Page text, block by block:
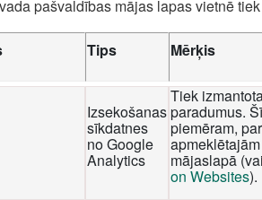
pašvaldības mājas lapas vietnē
Tips Mērķis
Izsekošanas
sīkdatnes
no Google
Analytics
Tiek
paradumus.
piemēram,
mājaslapā
on Websites).